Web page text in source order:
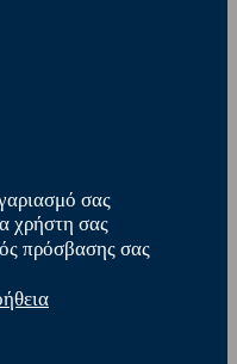
σας
χρήστη σας
πρόσβασης σας